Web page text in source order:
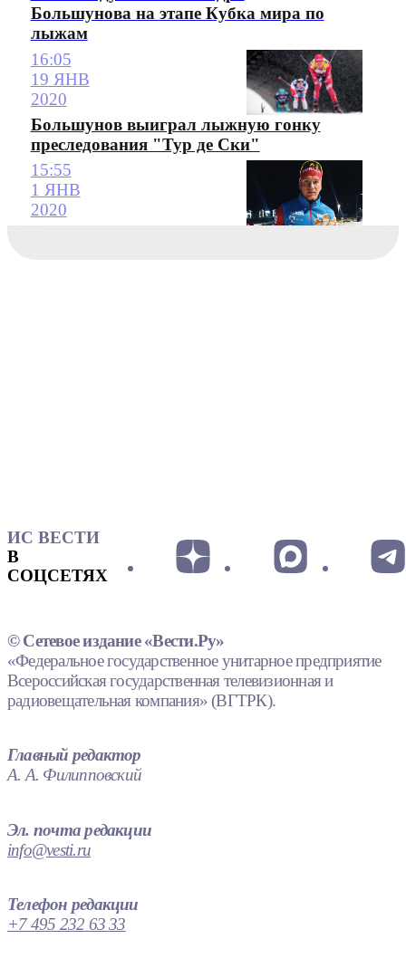
Большунова на этапе Кубка мира по
лыжам
16:05
19 ЯНВ
2020
Большунов выиграл лыжную гонку
преследования "Тур де Ски"
15:55
1 ЯНВ
2020
ИС ВЕСТИ
В
СОЦСЕТЯХ
© Сетевое издание «Вести.Ру»
«Федеральное государственное унитарное предприятие
Всероссийская государственная телевизионная и
радиовещательная компания» (ВГТРК).
Главный редактор
А. А. Филипповский
Эл. почта редакции
info@vesti.ru
Телефон редакции
+7 495 232 63 33